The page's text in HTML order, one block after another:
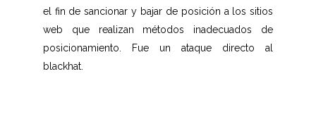
el fin de sancionar y bajar de posición a los sitios
web que realizan métodos inadecuados de
posicionamiento. Fue un ataque directo al
blackhat.